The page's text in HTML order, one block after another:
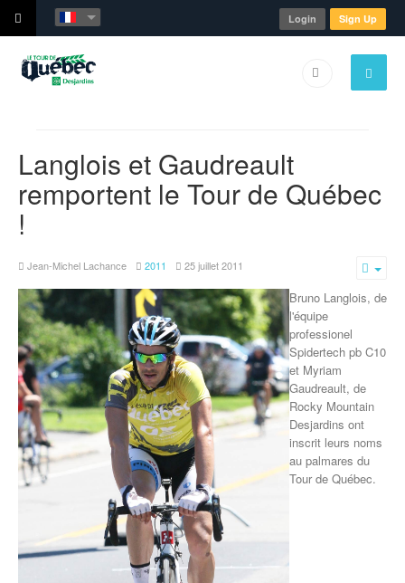
Login Sign Up
Langlois et Gaudreault
remportent le Tour de Québec
!
Jean-Michel Lachance 2011 25 juillet 2011
Bruno Langlois, de
l'équipe
professionel
Spidertech pb C10
et Myriam
Gaudreault, de
Rocky Mountain
Desjardins ont
inscrit leurs noms
au palmares du
Tour de Québec.